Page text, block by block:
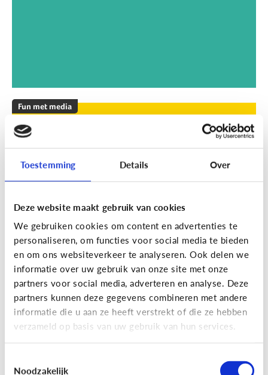
Toestemming Details Over
Deze website maakt gebruik van cookies
We gebruiken cookies om content en advertenties te
personaliseren, om functies voor social media te bieden
en om ons websiteverkeer te analyseren. Ook delen we
informatie over uw gebruik van onze site met onze
partners voor social media, adverteren en analyse. Deze
partners kunnen deze gegevens combineren met andere
informatie die u aan ze heeft verstrekt of die ze hebben
verzameld op basis van uw gebruik van hun services.
Noodzakelijk
Fun met media
Leuke apps voor tieners om de
zomer door te komen
Geef je kind een duwtje in de rug met deze leuke
apps tegen verveling, waar ze op eigen houtje
Fun met media
Fun met foto’s: zo boost je de
creativiteit van je kind